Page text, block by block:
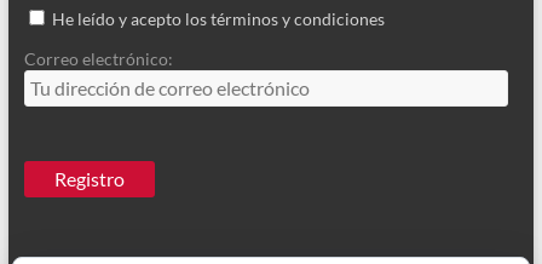
He leído y acepto los términos y condiciones
Correo electrónico: